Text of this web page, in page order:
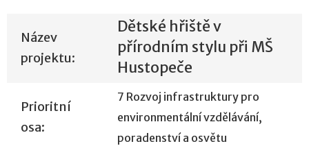
Název
projektu:
Dětské hřiště v
přírodním stylu při MŠ
Hustopeče
Prioritní
osa:
7 Rozvoj infrastruktury pro
environmentální vzdělávání,
poradenství a osvětu